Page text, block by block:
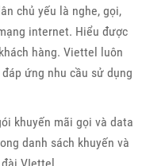
chủ yếu là nghe, gọi,
internet. Hiểu được
hàng. Viettel luôn
ứng nhu cầu sử dụng
khuyến mãi gọi và data
danh sách khuyến và